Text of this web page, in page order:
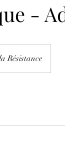
-
Résistance